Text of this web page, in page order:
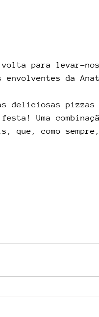
para levar-nos
envolventes da
deliciosas pizzas
Uma
que, como